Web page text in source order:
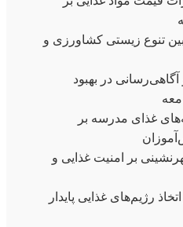
تنوع زیستی کشاورزی و
در بهبود
غذای مدرسه بر
بر امنیت غذایی و
رژیم‌های غذایی پایدار